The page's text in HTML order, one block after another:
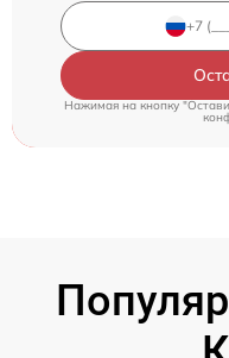
Нажимая на кнопку